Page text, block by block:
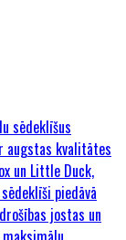
sēdeklīšus
augstas kvalitātes
un Little Duck,
piedāvā
jostas un